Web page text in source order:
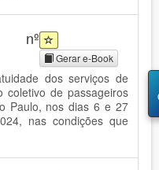
nº
Gerar e-Book
dos serviços de
coletivo de passageiros
Paulo, nos dias 6 e 27
nas condições que